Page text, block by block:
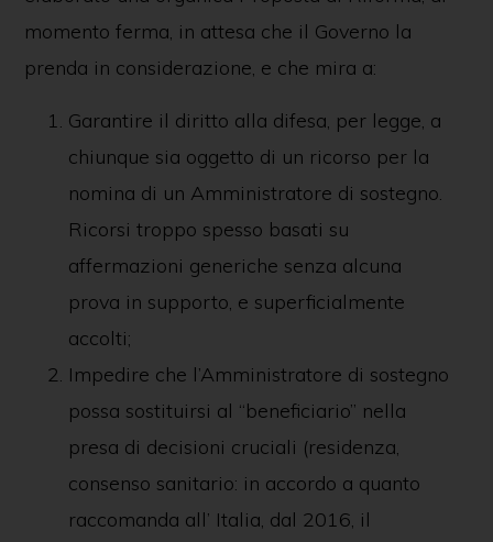
momento ferma, in attesa che il Governo la
prenda in considerazione, e che mira a:
Garantire il diritto alla difesa, per legge, a
chiunque sia oggetto di un ricorso per la
nomina di un Amministratore di sostegno.
Ricorsi troppo spesso basati su
affermazioni generiche senza alcuna
prova in supporto, e superficialmente
accolti;
Impedire che l’Amministratore di sostegno
possa sostituirsi al “beneficiario” nella
presa di decisioni cruciali (residenza,
consenso sanitario: in accordo a quanto
raccomanda all’ Italia, dal 2016, il